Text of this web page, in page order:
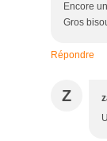
Encore
Gros
Répondre
Z